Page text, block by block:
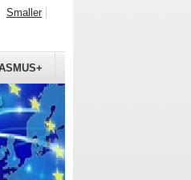
Smaller